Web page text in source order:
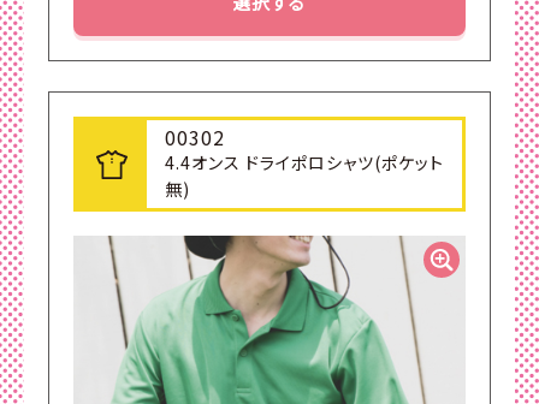
00302
4.4オンス ドライポロシャツ(ポケット
無)